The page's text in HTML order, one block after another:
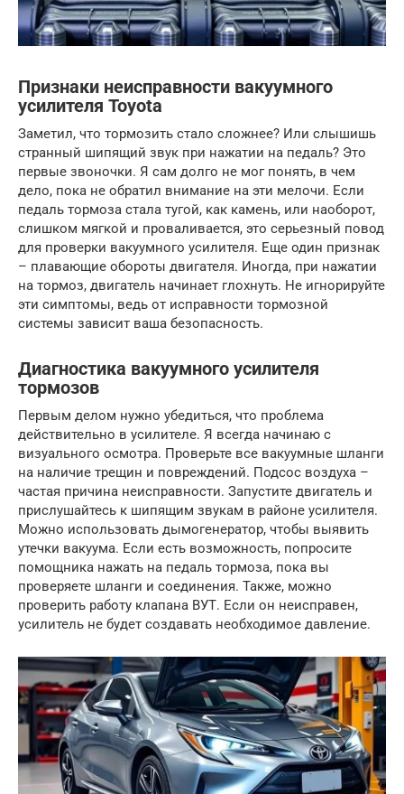
Признаки неисправности вакуумного
усилителя Toyota
Заметил, что тормозить стало сложнее? Или слышишь
странный шипящий звук при нажатии на педаль? Это
первые звоночки. Я сам долго не мог понять, в чем
дело, пока не обратил внимание на эти мелочи. Если
педаль тормоза стала тугой, как камень, или наоборот,
слишком мягкой и проваливается, это серьезный повод
для проверки вакуумного усилителя. Еще один признак
– плавающие обороты двигателя. Иногда, при нажатии
на тормоз, двигатель начинает глохнуть. Не игнорируйте
эти симптомы, ведь от исправности тормозной
системы зависит ваша безопасность.
Диагностика вакуумного усилителя
тормозов
Первым делом нужно убедиться, что проблема
действительно в усилителе. Я всегда начинаю с
визуального осмотра. Проверьте все вакуумные шланги
на наличие трещин и повреждений. Подсос воздуха –
частая причина неисправности. Запустите двигатель и
прислушайтесь к шипящим звукам в районе усилителя.
Можно использовать дымогенератор, чтобы выявить
утечки вакуума. Если есть возможность, попросите
помощника нажать на педаль тормоза, пока вы
проверяете шланги и соединения. Также, можно
проверить работу клапана ВУТ. Если он неисправен,
усилитель не будет создавать необходимое давление.